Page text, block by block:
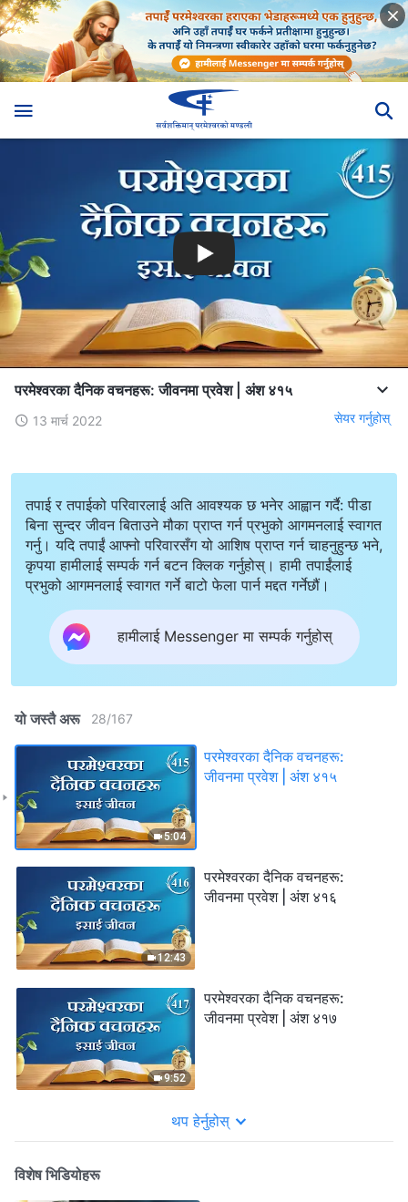
परमेश्‍वरका दैनिक वचनहरू: जीवनमा प्रवेश | अंश ४१५
13 मार्च 2022 सेयर गर्नुहोस्
तपाई र तपाईको परिवारलाई अति आवश्यक छ भनेर आह्वान गर्दै: पीडा
बिना सुन्दर जीवन बिताउने मौका प्राप्त गर्न प्रभुको आगमनलाई स्वागत
गर्नु। यदि तपाईं आफ्नो परिवारसँग यो आशिष प्राप्त गर्न चाहनुहुन्छ भने,
कृपया हामीलाई सम्पर्क गर्न बटन क्लिक गर्नुहोस्। हामी तपाईंलाई
प्रभुको आगमनलाई स्वागत गर्ने बाटो फेला पार्न मद्दत गर्नेछौं।
हामीलाई Messenger मा सम्पर्क गर्नुहोस्
यो जस्तै अरू 28/167
5:04
परमेश्‍वरका दैनिक वचनहरू:
जीवनमा प्रवेश | अंश ४१५
12:43
परमेश्‍वरका दैनिक वचनहरू:
जीवनमा प्रवेश | अंश ४१६
9:52
परमेश्‍वरका दैनिक वचनहरू:
जीवनमा प्रवेश | अंश ४१७
थप हेर्नुहोस्
विशेष भिडियोहरू